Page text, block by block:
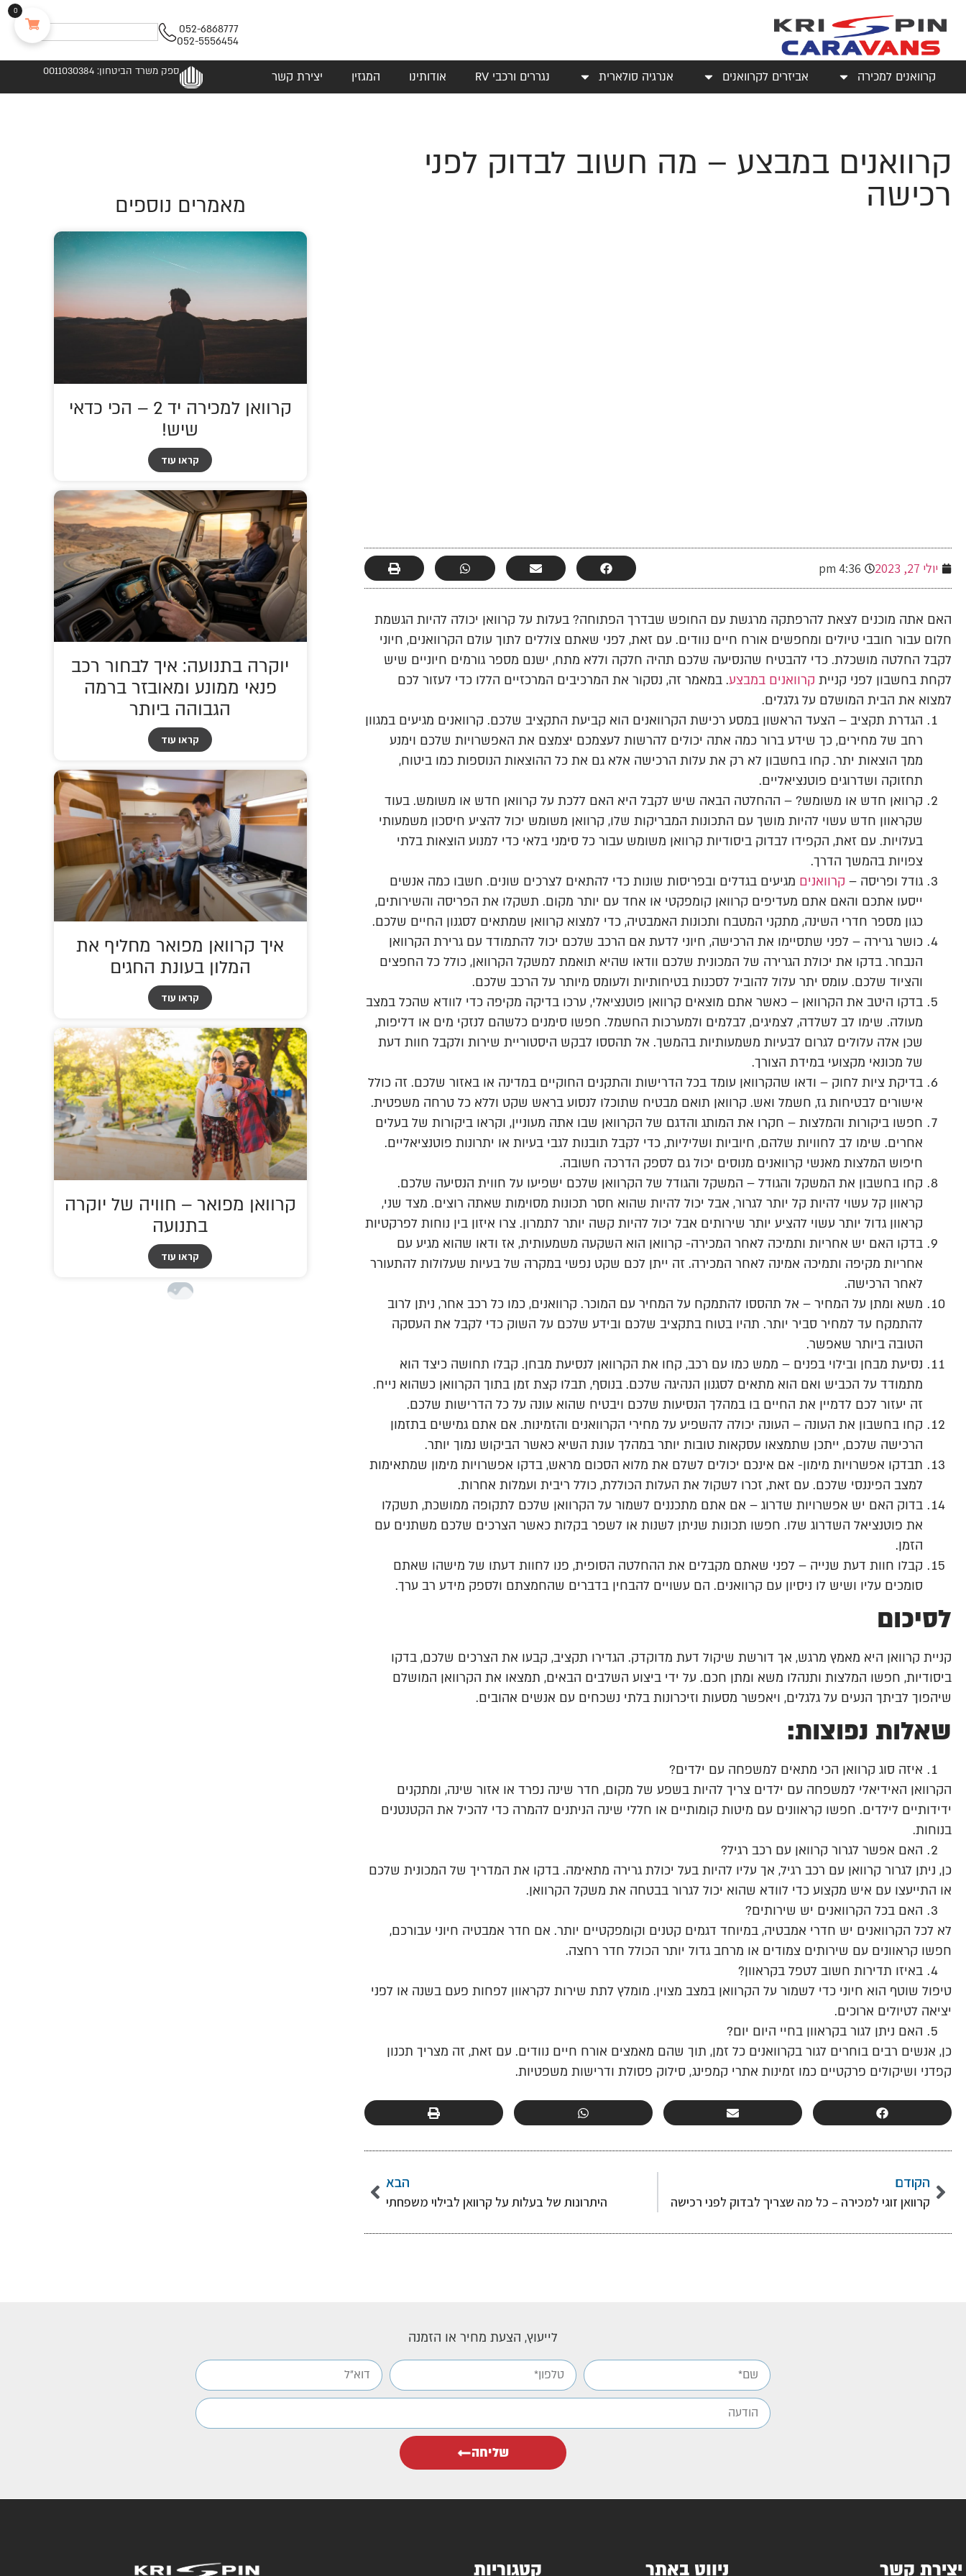
052-6868777
052-5556454
קרוואנים למכירה אביזרים לקרוואנים אנרגיה סולארית נגררים ורכבי RV אודותינו המגזין יצירת קשר ספק משרד הביטחון: 0011030384
קרוואנים במבצע – מה חשוב לבדוק לפני
רכישה
יולי 27, 2023 4:36 pm
האם אתה מוכנים לצאת להרפתקה מרגשת עם החופש שבדרך הפתוחה? בעלות על קרוואן יכולה להיות הגשמת
חלום עבור חובבי טיולים ומחפשים אורח חיים נוודים. עם זאת, לפני שאתם צוללים לתוך עולם הקרוואנים, חיוני
לקבל החלטה מושכלת. כדי להבטיח שהנסיעה שלכם תהיה חלקה וללא מתח, ישנם מספר גורמים חיוניים שיש
לקחת בחשבון לפני קניית קרוואנים במבצע. במאמר זה, נסקור את המרכיבים המרכזיים הללו כדי לעזור לכם
למצוא את הבית המושלם על גלגלים.
הגדרת תקציב – הצעד הראשון במסע רכישת הקרוואנים הוא קביעת התקציב שלכם. קרוואנים מגיעים במגוון
רחב של מחירים, כך שידע ברור כמה אתה יכולים להרשות לעצמכם יצמצם את האפשרויות שלכם וימנע
ממך הוצאות יתר. קחו בחשבון לא רק את עלות הרכישה אלא גם את כל ההוצאות הנוספות כמו ביטוח,
תחזוקה ושדרוגים פוטנציאליים.
קרוואן חדש או משומש? – ההחלטה הבאה שיש לקבל היא האם ללכת על קרוואן חדש או משומש. בעוד
שקראוון חדש עשוי להיות מושך עם התכונות המבריקות שלו, קרוואן משומש יכול להציע חיסכון משמעותי
בעלויות. עם זאת, הקפידו לבדוק ביסודיות קרוואן משומש עבור כל סימני בלאי כדי למנוע הוצאות בלתי
צפויות בהמשך הדרך.
גודל ופריסה – קרוואנים מגיעים בגדלים ובפריסות שונות כדי להתאים לצרכים שונים. חשבו כמה אנשים
ייסעו אתכם והאם אתם מעדיפים קרוואן קומפקטי או אחד עם יותר מקום. תשקלו את הפריסה והשירותים,
כגון מספר חדרי השינה, מתקני המטבח ותכונות האמבטיה, כדי למצוא קרוואן שמתאים לסגנון החיים שלכם.
כושר גרירה – לפני שתסיימו את הרכישה, חיוני לדעת אם הרכב שלכם יכול להתמודד עם גרירת הקרוואן
הנבחר. בדקו את יכולת הגרירה של המכונית שלכם וודאו שהיא תואמת למשקל הקרוואן, כולל כל החפצים
והציוד שלכם. עומס יתר עלול להוביל לסכנות בטיחותיות ולעומס מיותר על הרכב שלכם.
בדקו היטב את הקרוואן – כאשר אתם מוצאים קרוואן פוטנציאלי, ערכו בדיקה מקיפה כדי לוודא שהכל במצב
מעולה. שימו לב לשלדה, לצמיגים, לבלמים ולמערכות החשמל. חפשו סימנים כלשהם לנזקי מים או דליפות,
שכן אלה עלולים לגרום לבעיות משמעותיות בהמשך. אל תהססו לבקש היסטוריית שירות ולקבל חוות דעת
של מכונאי מקצועי במידת הצורך.
בדיקת ציות לחוק – ודאו שהקרוואן עומד בכל הדרישות והתקנים החוקיים במדינה או באזור שלכם. זה כולל
אישורים לבטיחות גז, חשמל ואש. קרוואן תואם מבטיח שתוכלו לנסוע בראש שקט וללא כל טרחה משפטית.
חפשו ביקורות והמלצות – חקרו את המותג והדגם של הקרוואן שבו אתה מעוניין, וקראו ביקורות של בעלים
אחרים. שימו לב לחוויות שלהם, חיוביות ושליליות, כדי לקבל תובנות לגבי בעיות או יתרונות פוטנציאליים.
חיפוש המלצות מאנשי קרוואנים מנוסים יכול גם לספק הדרכה חשובה.
קחו בחשבון את המשקל והגודל – המשקל והגודל של הקרוואן שלכם ישפיעו על חווית הנסיעה שלכם.
קראוון קל עשוי להיות קל יותר לגרור, אבל יכול להיות שהוא חסר תכונות מסוימות שאתה רוצים. מצד שני,
קראוון גדול יותר עשוי להציע יותר שירותים אבל יכול להיות קשה יותר לתמרון. צרו איזון בין נוחות לפרקטיות
בדקו האם יש אחריות ותמיכה לאחר המכירה- קרוואן הוא השקעה משמעותית, אז ודאו שהוא מגיע עם
אחריות מקיפה ותמיכה אמינה לאחר המכירה. זה ייתן לכם שקט נפשי במקרה של בעיות שעלולות להתעורר
לאחר הרכישה.
משא ומתן על המחיר – אל תהססו להתמקח על המחיר עם המוכר. קרוואנים, כמו כל רכב אחר, ניתן לרוב
להתמקח עד למחיר סביר יותר. תהיו בטוח בתקציב שלכם ובידע שלכם על השוק כדי לקבל את העסקה
הטובה ביותר שאפשר.
נסיעת מבחן ובילוי בפנים – ממש כמו עם רכב, קחו את הקרוואן לנסיעת מבחן. קבלו תחושה כיצד הוא
מתמודד על הכביש ואם הוא מתאים לסגנון הנהיגה שלכם. בנוסף, תבלו קצת זמן בתוך הקרוואן כשהוא נייח.
זה יעזור לכם לדמיין את החיים בו במהלך הנסיעות שלכם ויבטיח שהוא עונה על כל הדרישות שלכם.
קחו בחשבון את העונה – העונה יכולה להשפיע על מחירי הקרוואנים והזמינות. אם אתם גמישים בתזמון
הרכישה שלכם, ייתכן שתמצאו עסקאות טובות יותר במהלך עונת השיא כאשר הביקוש נמוך יותר.
תבדקו אפשרויות מימון- אם אינכם יכולים לשלם את מלוא הסכום מראש, בדקו אפשרויות מימון שמתאימות
למצב הפיננסי שלכם. עם זאת, זכרו לשקול את העלות הכוללת, כולל ריבית ועמלות אחרות.
בדוק האם יש אפשרויות שדרוג – אם אתם מתכננים לשמור על הקרוואן שלכם לתקופה ממושכת, תשקלו
את פוטנציאל השדרוג שלו. חפשו תכונות שניתן לשנות או לשפר בקלות כאשר הצרכים שלכם משתנים עם
הזמן.
קבלו חוות דעת שנייה – לפני שאתם מקבלים את ההחלטה הסופית, פנו לחוות דעתו של מישהו שאתם
סומכים עליו ושיש לו ניסיון עם קרוואנים. הם עשויים להבחין בדברים שהחמצתם ולספק מידע רב ערך.
לסיכום
קניית קרוואן היא מאמץ מרגש, אך דורשת שיקול דעת מדוקדק. הגדירו תקציב, קבעו את הצרכים שלכם, בדקו
ביסודיות, חפשו המלצות ותנהלו משא ומתן חכם. על ידי ביצוע השלבים הבאים, תמצאו את הקרוואן המושלם
שיהפוך לביתך הנעים על גלגלים, ויאפשר מסעות וזיכרונות בלתי נשכחים עם אנשים אהובים.
שאלות נפוצות:
איזה סוג קרוואן הכי מתאים למשפחה עם ילדים?
הקרוואן האידיאלי למשפחה עם ילדים צריך להיות בשפע של מקום, חדר שינה נפרד או אזור שינה, ומתקנים
ידידותיים לילדים. חפשו קראוונים עם מיטות קומותיים או חללי שינה הניתנים להמרה כדי להכיל את הקטנטנים
בנוחות.
האם אפשר לגרור קרוואן עם רכב רגיל?
כן, ניתן לגרור קרוואן עם רכב רגיל, אך עליו להיות בעל יכולת גרירה מתאימה. בדקו את המדריך של המכונית שלכם
או התייעצו עם איש מקצוע כדי לוודא שהוא יכול לגרור בבטחה את משקל הקרוואן.
האם בכל הקרוואנים יש שירותים?
לא לכל הקרוואנים יש חדרי אמבטיה, במיוחד דגמים קטנים וקומפקטיים יותר. אם חדר אמבטיה חיוני עבורכם,
חפשו קראוונים עם שירותים צמודים או מרחב גדול יותר הכולל חדר רחצה.
באיזו תדירות חשוב לטפל בקראוון?
טיפול שוטף הוא חיוני כדי לשמור על הקרוואן במצב מצוין. מומלץ לתת שירות לקראוון לפחות פעם בשנה או לפני
יציאה לטיולים ארוכים.
האם ניתן לגור בקראוון בחיי היום יום?
כן, אנשים רבים בוחרים לגור בקרוואנים כל זמן, תוך שהם מאמצים אורח חיים נוודים. עם זאת, זה מצריך תכנון
קפדני ושיקולים פרקטיים כמו זמינות אתרי קמפינג, סילוק פסולת ודרישות משפטיות.
הקודם
קרוואן זוגי למכירה – כל מה שצריך לבדוק לפני רכישה
הבא
היתרונות של בעלות על קרוואן לבילוי משפחתי
מאמרים נוספים
קרוואן למכירה יד 2 – הכי כדאי
שיש!
קראו עוד
יוקרה בתנועה: איך לבחור רכב
פנאי ממונע ומאובזר ברמה
הגבוהה ביותר
קראו עוד
איך קרוואן מפואר מחליף את
המלון בעונת החגים
קראו עוד
קרוואן מפואר – חוויה של יוקרה
בתנועה
קראו עוד
לייעוץ, הצעת מחיר או הזמנה
שליחה
יצירת קשר ניווט באתר קטגוריות
0